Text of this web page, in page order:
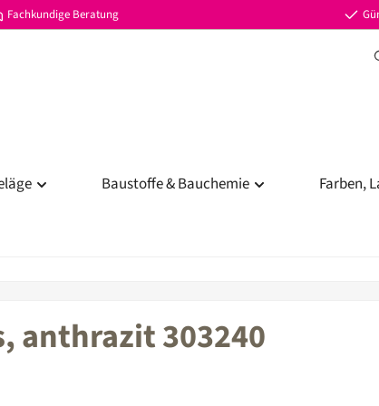
Fachkundige Beratung
Baustoffe & Bauchemie Farben,
anthrazit 303240